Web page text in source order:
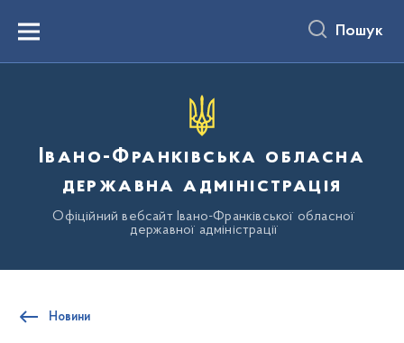
вмістуMenu Пошук
Івано-Франківська обласна
державна адміністрація
Офіційний вебсайт Івано-Франківської обласної
державної адміністрації
Новини